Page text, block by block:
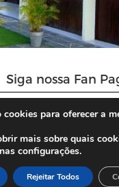
Siga nossa Fan
cookies para oferecer a
mais sobre quais
configurações.
Rejeitar Todos